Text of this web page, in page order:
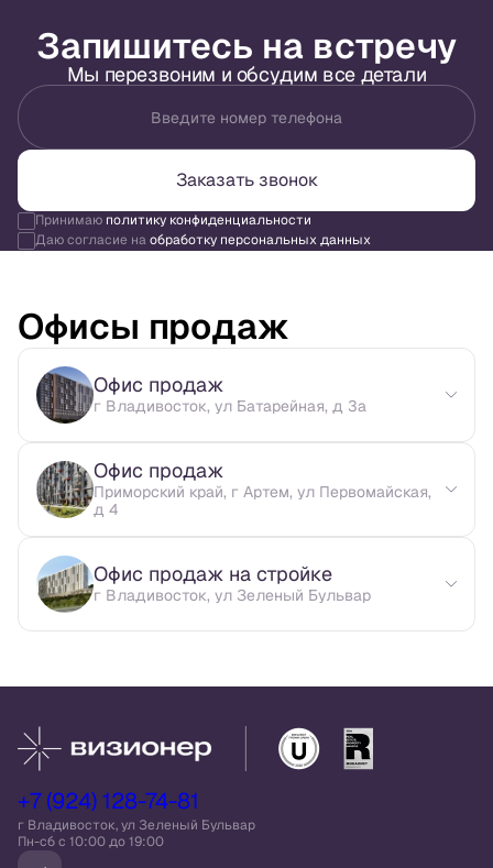
Запишитесь на встречу
Мы перезвоним и обсудим все детали
Введите номер телефона
Заказать звонок
Принимаю политику конфиденциальности
Даю согласие наобработку персональных данных
Офисы продаж
Офис продаж
г Владивосток, ул Батарейная, д 3а
Офис продаж
Приморский край, г Артем, ул Первомайская,
д 4
Офис продаж на стройке
г Владивосток, ул Зеленый Бульвар
+7 (924) 128-74-81
г Владивосток, ул Зеленый Бульвар
Пн-сб c 10:00 до 19:00